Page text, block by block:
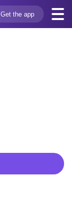
Get the app